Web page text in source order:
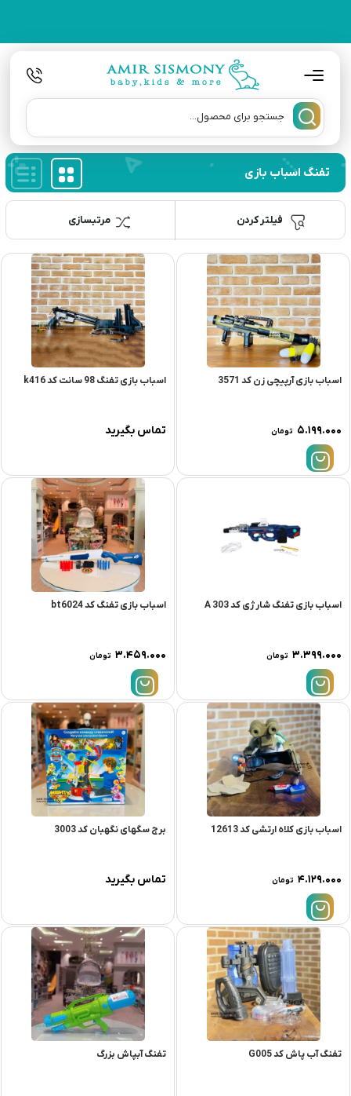
تفنگ اسباب بازی
مرتبسازی فیلتر کردن
اسباب بازی آرپیچی زن کد 3571
۵.۱۹۹.۰۰۰ تومان
اسباب بازی تفنگ 98 سانت کد k416
تماس بگیرید
اسباب بازی تفنگ شارژی کد 303 A
۳.۳۹۹.۰۰۰ تومان
اسباب بازی تفنگ کد bt6024
۳.۴۵۹.۰۰۰ تومان
اسباب بازی کلاه ارتشی کد 12613
۴.۱۲۹.۰۰۰ تومان
برج سگهای نگهبان کد 3003
تماس بگیرید
تفنگ آب پاش کد G005 تفنگ آبپاش بزرگ